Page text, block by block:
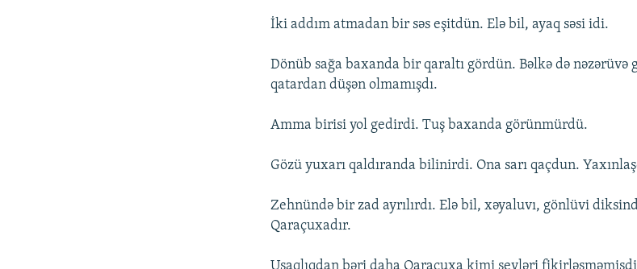
İki addım atmadan bir səs eşitdün. Elə bil, ayaq səsi idi.
Dönüb sağa baxanda bir qaraltı gördün. Bəlkə də nəzərüvə
qatardan düşən olmamışdı.
Amma birisi yol gedirdi. Tuş baxanda görünmürdü.
Gözü yuxarı qaldıranda bilinirdi. Ona sarı qaçdun.
Zehnündə bir zad ayrılırdı. Elə bil, xəyaluvı, gönlüvi
Qaraçuxadır.
Uşaqlıqdan bəri daha Qaraçuxa kimi şeyləri